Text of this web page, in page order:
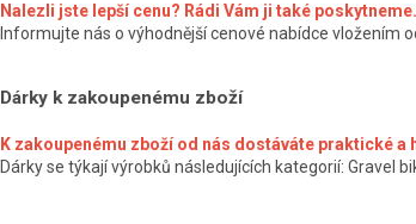
Nalezli jste lepší cenu? Rádi Vám ji také poskytneme.
Informujte nás o výhodnější cenové nabídce vložením
Dárky k zakoupenému zboží
K zakoupenému zboží od nás dostáváte praktické a
Dárky se týkají výrobků následujících kategorií: Gravel